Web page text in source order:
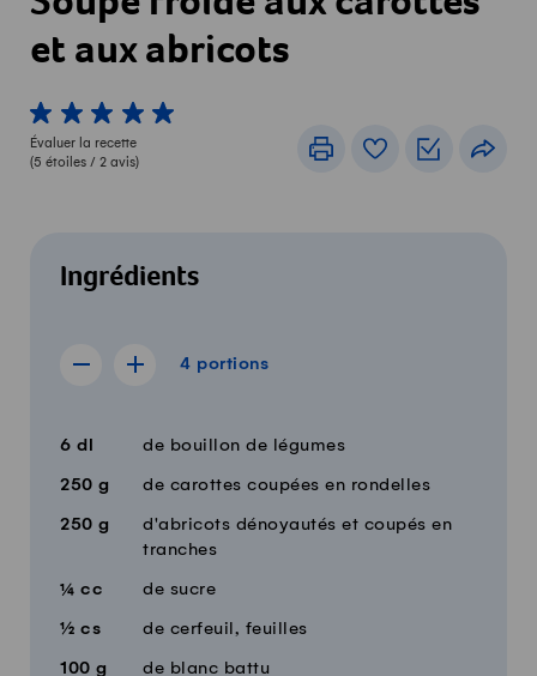
et aux abricots
1 von 5 étoiles
2 von 5 étoiles
3 von 5 étoiles
4 von 5 étoiles
5 von 5 étoiles
Évaluer la recette
(5 étoiles / 2 avis)
ImprimerLivre de recettes
Listes de
Ingrédients
4 portions
Afficher la recette de 3 portions
Afficher la recette de 5 portions
4 portions
Quantité Ingrédients
6 dl de bouillon de légumes
250 g de carottes coupées en rondelles
250 g
d'abricots dénoyautés et coupés en
tranches
¼ cc de sucre
½ cs de cerfeuil, feuilles
100 g de blanc battu